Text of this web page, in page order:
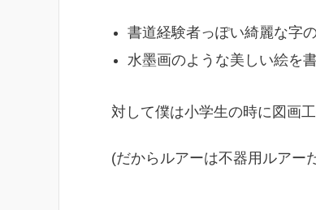
書道経験者っぽい綺麗な字の
水墨画のような美しい絵を
対して僕は小学生の時に図画
(だからルアーは不器用ルアー